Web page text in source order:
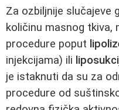
Za ozbiljnije slučajeve
količinu masnog tkiva,
procedure poput
injekcijama) ili
je istaknuti da su za
procedure od